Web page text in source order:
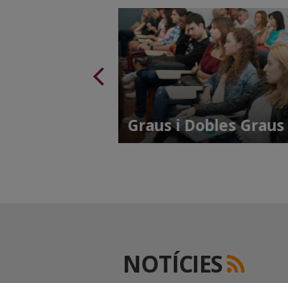
Graus i Dobles Graus
NOTÍCIES RSS